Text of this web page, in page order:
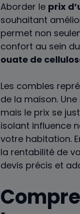
Aborder le prix
souhaitant
permet non
confort au sein
ouate de
Les combles
de la maison.
mais le prix se
isolant influence
votre habitation.
la rentabilité de
devis précis et